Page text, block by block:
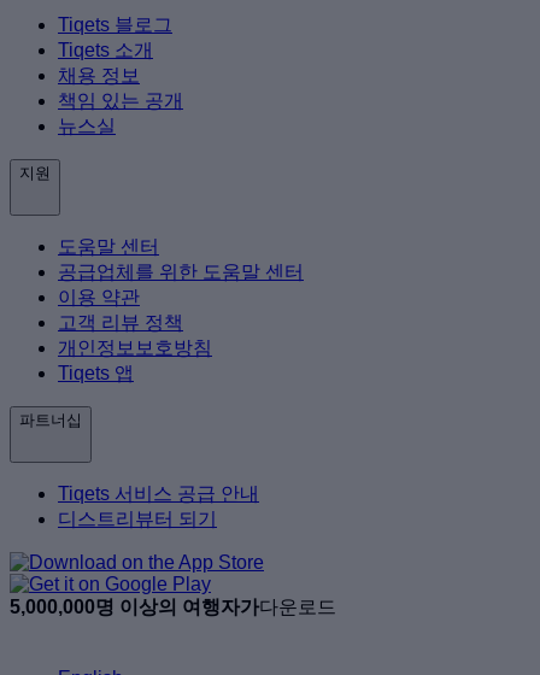
Tiqets 블로그
Tiqets 소개
채용 정보
책임 있는 공개
뉴스실
지원
도움말 센터
공급업체를 위한 도움말 센터
이용 약관
고객 리뷰 정책
개인정보보호방침
Tiqets 앱
파트너십
Tiqets 서비스 공급 안내
디스트리뷰터 되기
5,000,000명 이상의 여행자가다운로드